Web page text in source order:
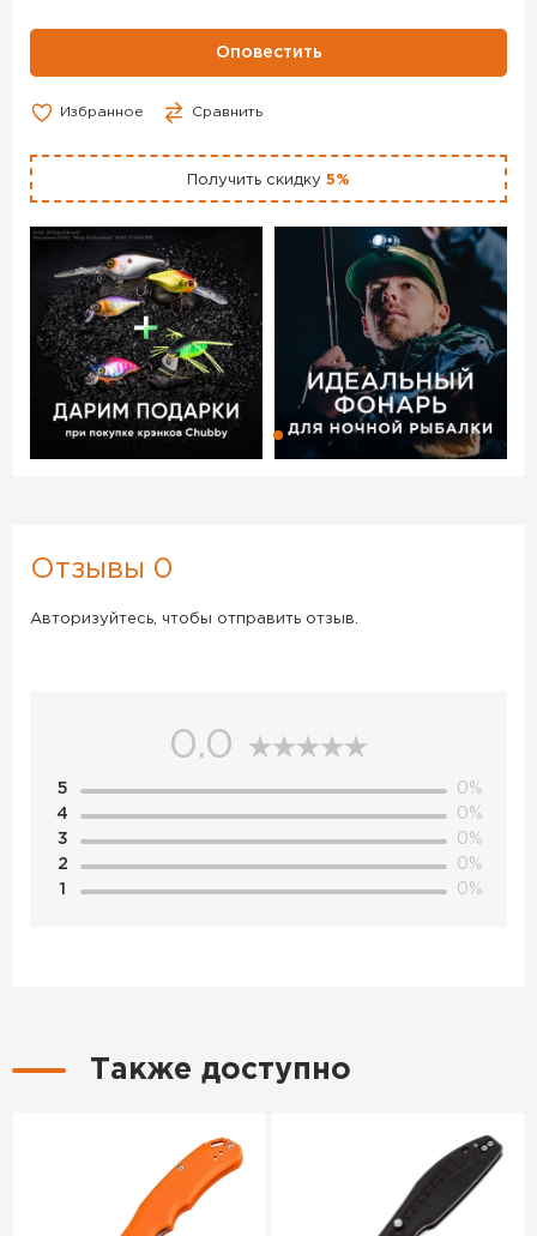
Оповестить
Избранное Сравнить
Получить скидку 5%
Отзывы 0
Авторизуйтесь, чтобы отправить отзыв.
0.0
5
0%
4
0%
3
0%
2
0%
1
0%
Также доступно